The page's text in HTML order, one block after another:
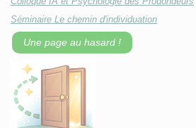
Séminaire Le chemin d'individuation
Une page au hasard !